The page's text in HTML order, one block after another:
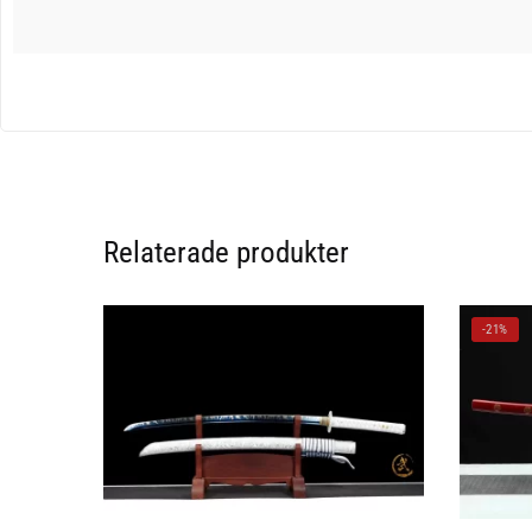
Relaterade produkter
-21%